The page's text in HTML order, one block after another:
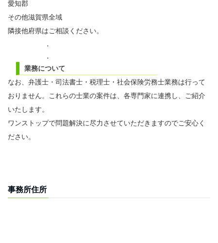
愛知郡
その他滋賀県全域
隣接他府県はご相談ください。
.
.
業務について
なお、弁護士・司法書士・税理士・社会保険労務士業務は行って
おりません。これらの士業の案件は、各専門家に連携し、ご紹介
いたします。
ワンストップで問題解決に尽力させていただきますのでご安心く
ださい。
事務所住所